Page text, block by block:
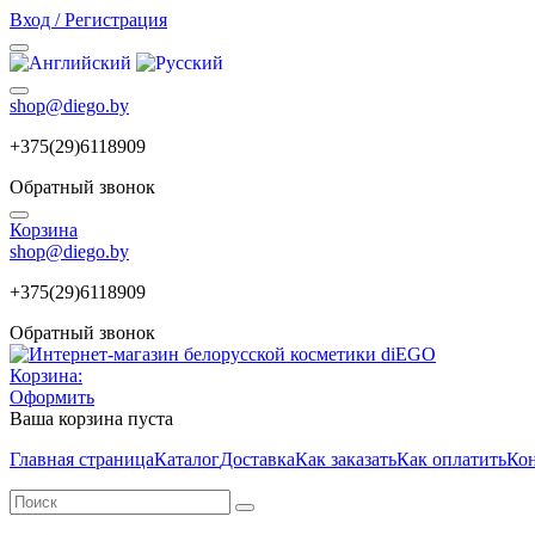
Вход / Регистрация
shop@diego.by
+375(29)6118909
Обратный звонок
Корзина
shop@diego.by
+375(29)6118909
Обратный звонок
Корзина:
Оформить
Ваша корзина пуста
Главная страницаКаталогДоставкаКак заказатьКак оплатить